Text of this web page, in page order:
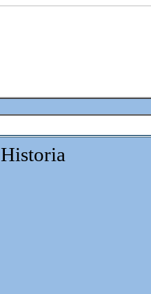
Historia